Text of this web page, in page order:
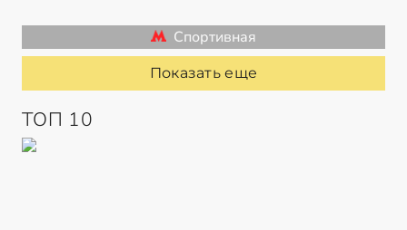
Спортивная
Показать еще
ТОП 10